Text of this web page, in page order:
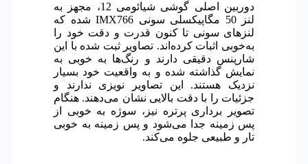
دوربین اصلی گوشی شیائومی 12، مجهز به
لنز 50 مگاپیکسلی سونی IMX766 شده که
لنزهای سونی تا کنون قدرت و دقت خود را
به‌خوبی اثبات کرده‌اند. تصاویر ثبت شده با این
شارپنس دقیقی دارند و رنگ‌ها به خوبی به
نمایش گذاشته شده و به واقعیت خود بسیار
نزدیک هستند. این تصاویر نویزی ندارند و
جزئیات را با دقت بالایی نشان می‌دهند. هنگام
تصویر برداری پرتره نیز، سوژه به خوبی از
پس زمینه جدا می‌شود و پس زمینه به خوبی
تار و طبیعی جلوه می‌کند.